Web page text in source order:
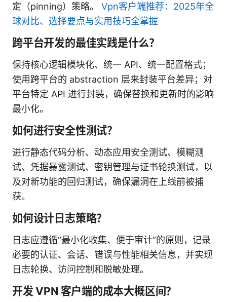
定（pinning）策略。 Vpn客户端推荐：2025年全
球对比、选择要点与实用技巧全掌握
跨平台开发的最佳实践是什么？
保持核心逻辑模块化、统一 API、统一配置格式；
使用跨平台的 abstraction 层来封装平台差异；对
平台特定 API 进行封装，确保替换和更新时的影响
最小化。
如何进行安全性测试？
进行静态代码分析、动态应用安全测试、模糊测
试、凭据暴露测试、密钥管理与证书轮换测试，以
及对新功能的回归测试，确保漏洞在上线前被捕
获。
如何设计日志策略？
日志应遵循“最小化收集、便于审计”的原则，记录
必要的认证、会话、错误与性能相关信息，并实现
日志轮换、访问控制和脱敏处理。
开发 VPN 客户端的成本大概区间？